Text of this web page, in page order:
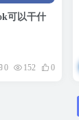
可以干什
0 152 0